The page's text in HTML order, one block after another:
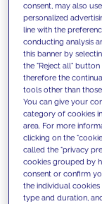
im
die
consent, may also
personalized
line with the
conducting analysis
this banner by
the "Reject all"
therefore the
tools other than
You can give your
category of cookies
area. For more
clicking on the
called the "privacy
cookies grouped by
consent or confirm
the individual cookies
type and duration,